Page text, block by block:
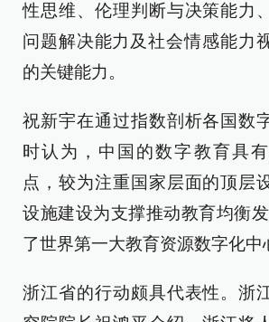
性思维、伦理判断与决策能力
问题解决能力及社会情感能力
的关键能力。
祝新宇在通过指数剖析各国数
时认为，中国的数字教育具
点，较为注重国家层面的顶层
设施建设为支撑推动教育均衡
了世界第一大教育资源数字化中
浙江省的行动颇具代表性。浙